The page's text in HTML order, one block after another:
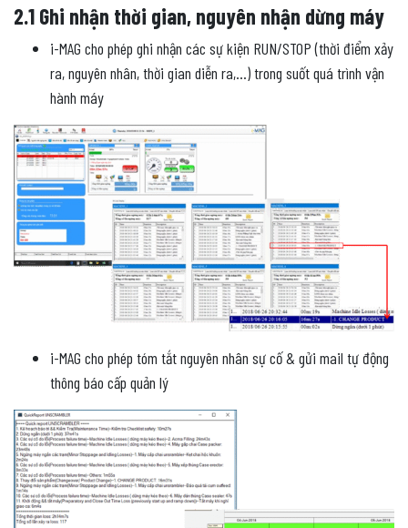
2.1 Ghi nhận thời gian, nguyên nhận dừng máy
i-MAG cho phép ghi nhận các sự kiện RUN/STOP (thời điểm xảy
ra, nguyên nhân, thời gian diễn ra,…) trong suốt quá trình vận
hành máy
i-MAG cho phép tóm tắt nguyên nhân sự cố & gửi mail tự động
thông báo cấp quản lý